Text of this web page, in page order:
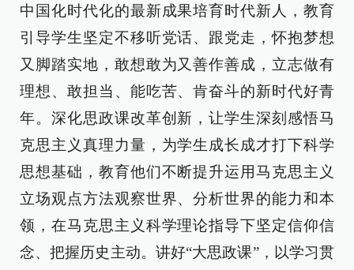
中国化时代化的最新成果培育时代新人，教育
引导学生坚定不移听党话、跟党走，怀抱梦想
又脚踏实地，敢想敢为又善作善成，立志做有
理想、敢担当、能吃苦、肯奋斗的新时代好青
年。深化思政课改革创新，让学生深刻感悟马
克思主义真理力量，为学生成长成才打下科学
思想基础，教育他们不断提升运用马克思主义
立场观点方法观察世界、分析世界的能力和本
领，在马克思主义科学理论指导下坚定信仰信
念、把握历史主动。讲好“大思政课”，以学习贯